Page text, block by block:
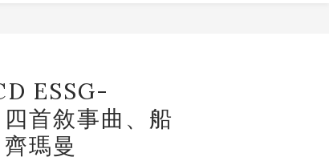
ESSG-
首敘事曲、船
瑪曼